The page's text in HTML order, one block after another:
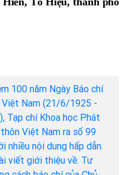
100 năm Ngày Báo chí
Việt Nam (21/6/1925 -
Tạp chí Khoa học Phát
Việt Nam ra số 99
nhiều nội dung hấp dẫn.
viết giới thiệu về: Tư